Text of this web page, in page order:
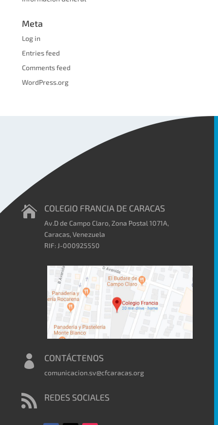
Meta
Log in
Entries feed
Comments feed
WordPress.org
 COLEGIO FRANCIA DE CARACAS
Av.D de Campo Claro, Zona Postal 1071A,
Caracas, Venezuela
RIF: J-000925550
 CONTÁCTENOS
comunicacion.sv@cfcaracas.org
 REDES SOCIALES